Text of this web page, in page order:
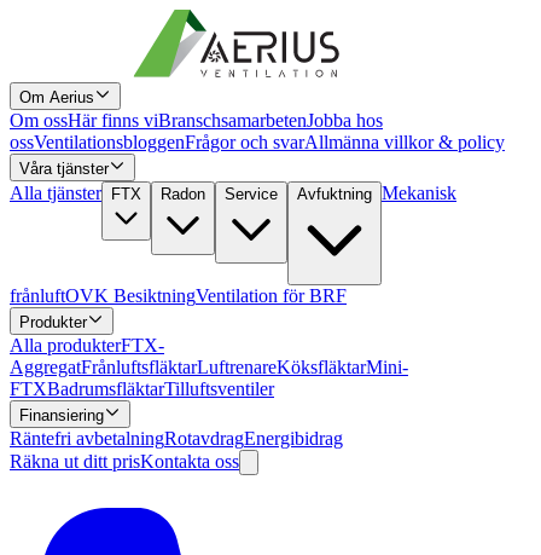
Om Aerius
Om ossHär finns viBranschsamarbetenJobba hos
ossVentilationsbloggenFrågor och svarAllmänna villkor & policy
Våra tjänster
Alla tjänster FTX Radon Service Avfuktning Mekanisk
frånluftOVK BesiktningVentilation för BRF
Produkter
Alla produkterFTX-
AggregatFrånluftsfläktarLuftrenareKöksfläktarMini-
FTXBadrumsfläktarTilluftsventiler
Finansiering
Räntefri avbetalningRotavdragEnergibidrag
Räkna ut ditt prisKontakta oss